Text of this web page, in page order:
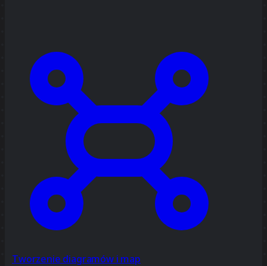
Tworzenie diagramów i map